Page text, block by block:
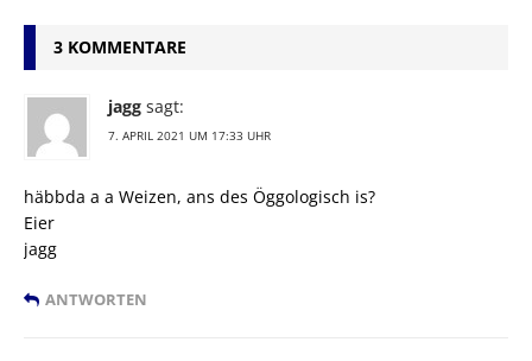
3 KOMMENTARE
jagg sagt:
7. APRIL 2021 UM 17:33 UHR
häbbda a a Weizen, ans des Öggologisch is?
Eier
jagg
ANTWORTEN